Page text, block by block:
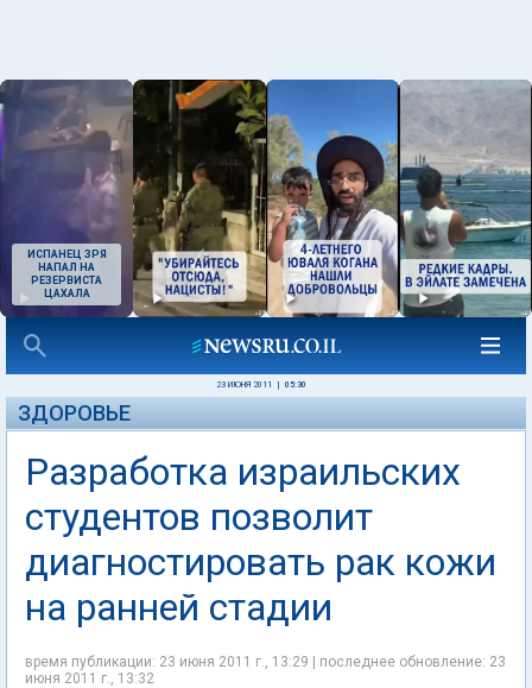
ИСПАНЕЦ ЗРЯ
НАПАЛ НА
РЕЗЕРВИСТА
ЦАХАЛА
23 ИЮНЯ 2011 05:30
ЗДОРОВЬЕ
Разработка израильских
студентов позволит
диагностировать рак кожи
на ранней стадии
время публикации: 23 июня 2011 г., 13:29 | последнее обновление: 23
июня 2011 г., 13:32